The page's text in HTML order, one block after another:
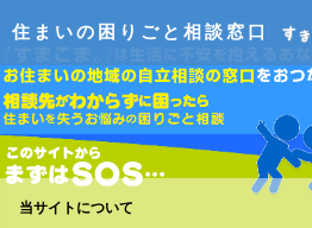
住まいの困りごと相談窓口
当サイトについて